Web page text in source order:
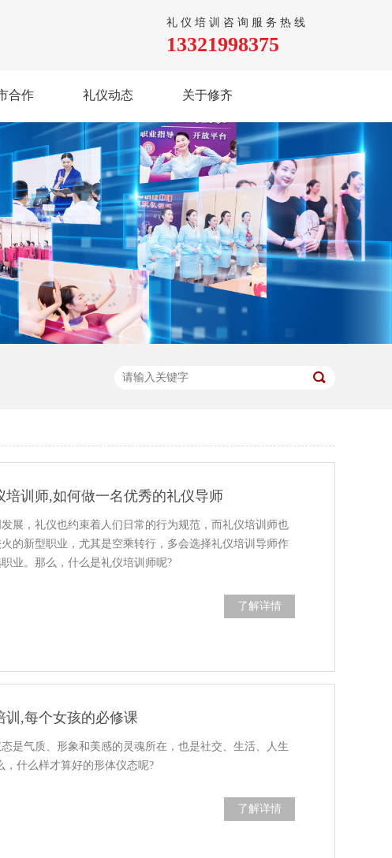
礼仪培训咨询服务热线
13321998375
合作 礼仪动态 关于修齐
培训师,如何做一名优秀的礼仪导师
展，礼仪也约束着人们日常的行为规范，而礼仪培训师也
的新型职业，尤其是空乘转行，多会选择礼仪培训导师作
业。那么，什么是礼仪培训师呢?
了解详情
训,每个女孩的必修课
是气质、形象和美感的灵魂所在，也是社交、生活、人生
，什么样才算好的形体仪态呢?
了解详情